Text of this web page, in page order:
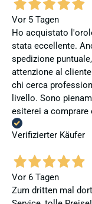
Vor 5 Tagen
Ho acquistato
stata eccellente.
spedizione
attenzione al
chi cerca
livello. Sono
esiterei a comprare
Verifizierter Käufer
Vor 6 Tagen
Zum dritten mal